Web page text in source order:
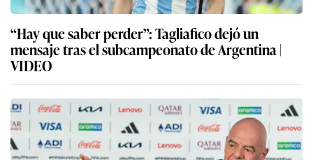
“Hay que saber perder”: Tagliafico dejó un
mensaje tras el subcampeonato de Argentina |
VIDEO